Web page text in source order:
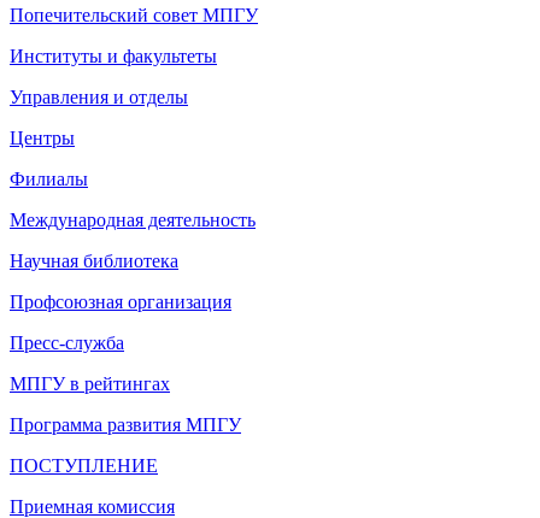
Попечительский совет МПГУ
Институты и факультеты
Управления и отделы
Центры
Филиалы
Международная деятельность
Научная библиотека
Профсоюзная организация
Пресс-служба
МПГУ в рейтингах
Программа развития МПГУ
ПОСТУПЛЕНИЕ
Приемная комиссия